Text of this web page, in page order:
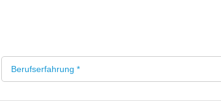
Berufserfahrung *